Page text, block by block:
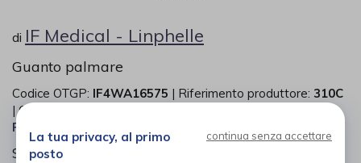
di IF Medical - Linphelle
Guanto palmare
Codice OTGP: IF4WA16575 | Riferimento produttore: 310C
| Codice Nomenclatore tariffario:
Prodotti ortopedici
Si tratta di una guaina in neoprene completamente
La tua privacy, al primo
posto
continua senza accettare